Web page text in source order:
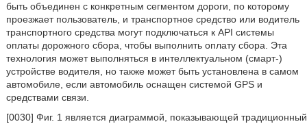
быть объединен с конкретным сегментом дороги, по которому
проезжает пользователь, и транспортное средство или водитель
транспортного средства могут подключаться к API системы
оплаты дорожного сбора, чтобы выполнить оплату сбора. Эта
технология может выполняться в интеллектуальном (смарт-)
устройстве водителя, но также может быть установлена в самом
автомобиле, если автомобиль оснащен системой GPS и
средствами связи.
[0030] Фиг. 1 является диаграммой, показывающей традиционный